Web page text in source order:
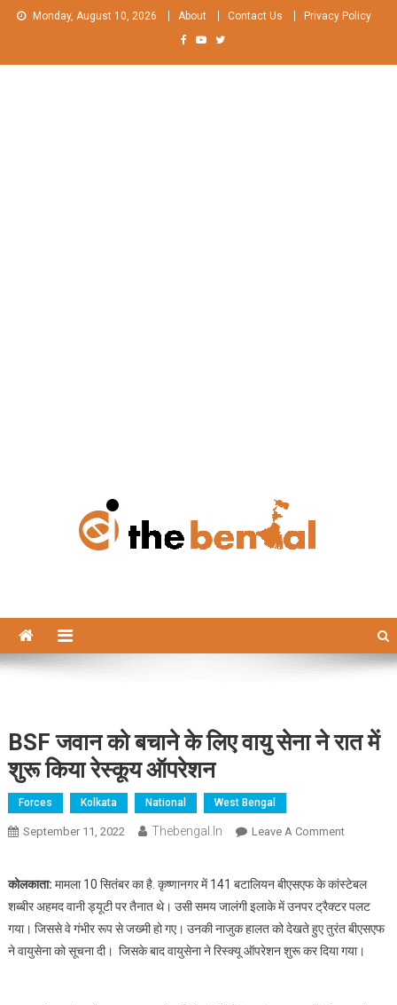
Skip
Monday, August 10, 2026 About Contact Us Privacy Policy
BSF जवान को बचाने के लिए वायु सेना ने रात में
शुरू किया रेस्कूय ऑपरेशन
Forces Kolkata National West Bengal
September 11, 2022 Thebengal.in Leave A CommentOn
को
बचाने
के
लिए
कोलकाता: मामला 10 सितंबर का है. कृष्णानगर में 141 बटालियन बीएसएफ के कांस्टेबल
शब्बीर अहमद वानी ड्यूटी पर तैनात थे। उसी समय जालंगी इलाके में उनपर ट्रैक्टर पलट
गया। जिससे वे गंभीर रूप से जख्मी हो गए। उनकी नाजुक हालत को देखते हुए तुरंत बीएसएफ
ने वायुसेना को सूचना दी। जिसके बाद वायुसेना ने रिस्क्यू ऑपरेशन शुरू कर दिया गया।